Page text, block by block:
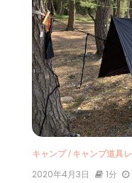
キャンプ/ キャンプ道具
2020年4月3日 1分